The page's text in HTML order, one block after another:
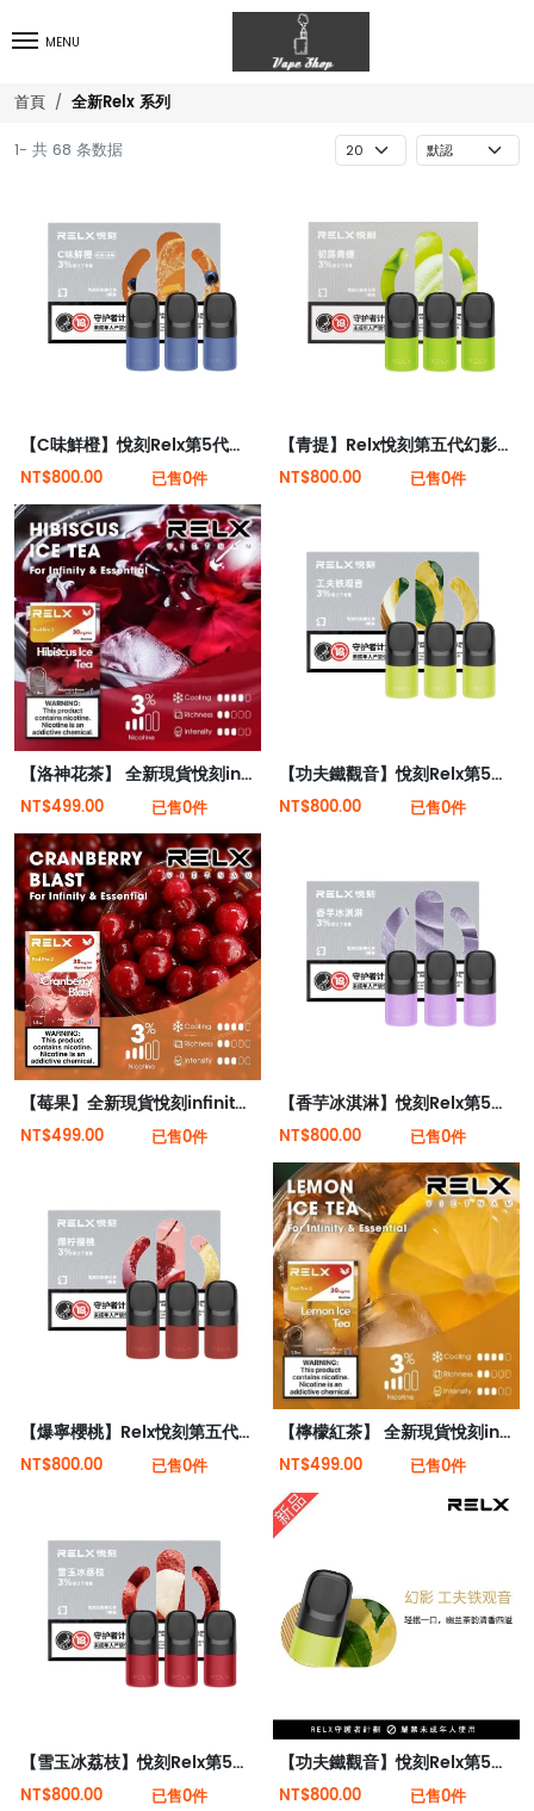
MENU
首頁 全新Relx 系列
1- 共 68 条数据
【C味鮮橙】悅刻Relx第5代幻影霧化煙彈
NT$800.00 已售0件
【青提】Relx悅刻第五代幻影霧化煙彈
NT$800.00 已售0件
【洛神花茶】 全新現貨悅刻infinity 2六代煙彈(煙彈x1)(通用Relx 4, 5代主機)
NT$499.00 已售0件
【功夫鐵觀音】悅刻Relx第5代幻影霧化煙彈 幽蘭茶韻
NT$800.00 已售0件
【莓果】全新現貨悅刻infinity 2六代煙彈(煙彈x1)(通用Relx 4, 5代主機)
NT$499.00 已售0件
【香芋冰淇淋】悅刻Relx第5代幻影霧化煙彈
NT$800.00 已售0件
【爆寧櫻桃】Relx悅刻第五代幻影霧化煙彈
NT$800.00 已售0件
【檸檬紅茶】 全新現貨悅刻infinity 2六代煙彈(煙彈x1)(通用Relx 4, 5代主機)
NT$499.00 已售0件
【雪玉冰荔枝】悅刻Relx第5代幻影霧化煙彈 口有餘香
NT$800.00 已售0件
【功夫鐵觀音】悅刻Relx第5代幻影霧化煙彈 幽蘭茶韻
NT$800.00 已售0件